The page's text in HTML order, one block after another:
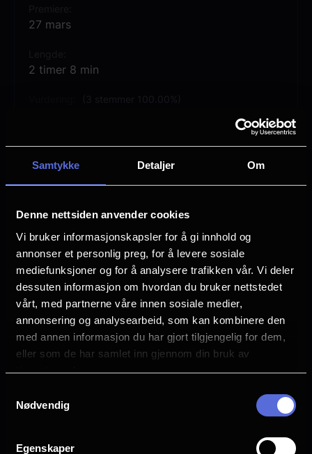
Samtykke Detaljer Om
Denne nettsiden anvender cookies
Vi bruker informasjonskapsler for å gi innhold og
annonser et personlig preg, for å levere sosiale
mediefunksjoner og for å analysere trafikken vår. Vi deler
dessuten informasjon om hvordan du bruker nettstedet
vårt, med partnerne våre innen sosiale medier,
annonsering og analysearbeid, som kan kombinere den
med annen informasjon du har gjort tilgjengelig for dem,
eller som de har samlet inn gjennom din bruk av
tjenestene deres.
Nødvendig
Egenskaper
27 mars
2 timer 8 min
Sjanger
Alternativt Innhold
Felles registrering for annet enn film (QLT)
Se mer